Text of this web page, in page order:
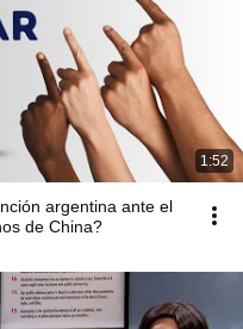
1:52
argentina ante el
de China?